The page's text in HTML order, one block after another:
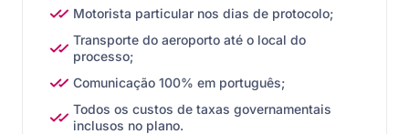
Motorista particular nos dias de protocolo;
Transporte do aeroporto até o local do
processo;
Comunicação 100% em português;
Todos os custos de taxas governamentais
inclusos no plano.